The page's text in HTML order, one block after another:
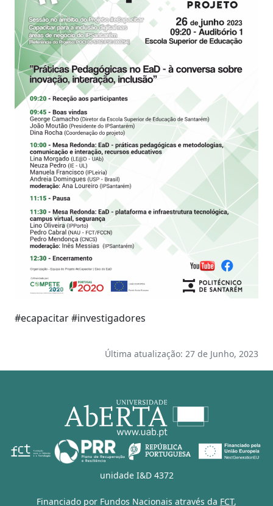
#ecapacitar #investigadores
Última atualização: 27 de Junho, 2023
unidade I&D 4372
Financiado por Fundos Nacionais através da FCT,